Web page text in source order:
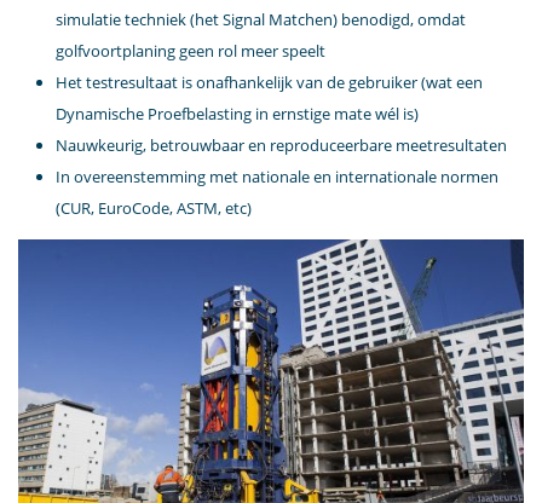
simulatie techniek (het Signal Matchen) benodigd, omdat
golfvoortplaning geen rol meer speelt
Het testresultaat is onafhankelijk van de gebruiker (wat een
Dynamische Proefbelasting in ernstige mate wél is)
Nauwkeurig, betrouwbaar en reproduceerbare meetresultaten
In overeenstemming met nationale en internationale normen
(CUR, EuroCode, ASTM, etc)